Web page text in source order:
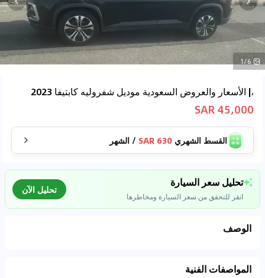
1/6
،| الأسعار والعروض السعودية موديل شفروليه كابتيفا 2023
45,000 SAR
القسط الشهري 630 SAR
/ الشهر
تحليل سعر السيارة
انقر للتحقق من سعر السيارة ومخاطرها
تحليل الآن
الوصف
المواصفات الفنية